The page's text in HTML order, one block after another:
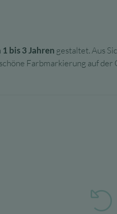
bis 3 Jahren gestaltet. Aus
Farbmarkierung auf der